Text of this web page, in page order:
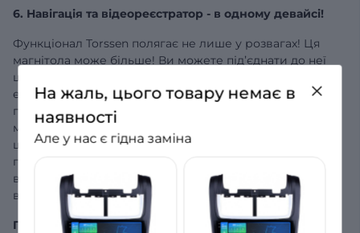
6. Навігація та відеореєстратор - в одному девайсі!
Функціонал Torssen полягає не лише у розвагах! Ця
магнітола може більше! Ви можете під’єднати до неї
штатний відеореєстратор Torssen та використовувати
екран магнітоли для керування відеозаписом камер. У
пристрої є вбудований GPS+Glonass модуль, і ви
можете встановити будь-який навігаційний додаток,
щоб мати доступ до навігатора навіть без інтернет-
підключення. Базова комплектація магнітоли включає
встановлений Google-навігатор, але ви можете
встановити будь-який додаток на ваш смак.
Гарантія та комплектація
На жаль, цього товару немає в
наявності
Але у нас є гідна заміна